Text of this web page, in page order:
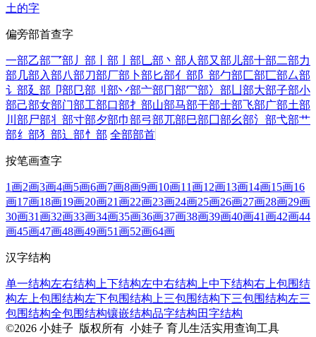
土的字
偏旁部首查字
一部乙部乛部 丿部 丨部 亅部 乚部 丶部 人部又部 儿部十部二部力
部 几部 入部八部刀部厂部 卜部 匕部亻部 阝部勹部匚部匸部厶部
讠部廴部 卩部㔾部 刂部丷部亠部 冂部冖部冫部 凵部大部子部小
部己部女部门部工部口部扌部山部马部干部士部飞部广部土部
川部尸部丬部寸部夕部巾部弓部兀部巳部囗部幺部氵部弋部艹
部纟部犭部辶部忄部 全部部首
按笔画查字
1画2画3画4画5画6画7画8画9画10画11画12画13画14画15画16
画17画18画19画20画21画22画23画24画25画26画27画28画29画
30画31画32画33画34画35画36画37画38画39画40画41画42画44
画45画47画48画49画51画52画64画
汉字结构
单一结构左右结构 上下结构左中右结构 上中下结构右上包围结
构左上包围结构左下包围结构 上三包围结构下三包围结构左三
包围结构全包围结构镶嵌结构品字结构田字结构
©2026 小娃子 版权所有 小娃子 育儿生活实用查询工具